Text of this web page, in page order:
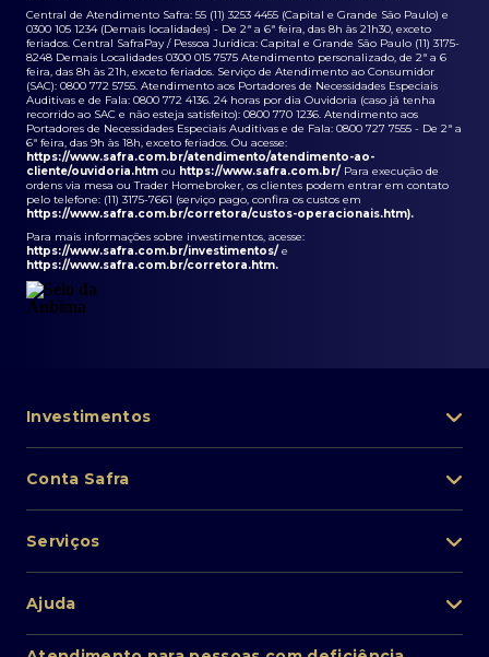
Central de Atendimento Safra: 55 (11) 3253 4455 (Capital e Grande São Paulo) e
0300 105 1234 (Demais localidades) - De 2ª a 6ª feira, das 8h às 21h30, exceto
feriados. Central SafraPay / Pessoa Jurídica: Capital e Grande São Paulo (11) 3175-
8248 Demais Localidades 0300 015 7575 Atendimento personalizado, de 2ª a 6
feira, das 8h às 21h, exceto feriados. Serviço de Atendimento ao Consumidor
(SAC): 0800 772 5755. Atendimento aos Portadores de Necessidades Especiais
Auditivas e de Fala: 0800 772 4136. 24 horas por dia Ouvidoria (caso já tenha
recorrido ao SAC e não esteja satisfeito): 0800 770 1236. Atendimento aos
Portadores de Necessidades Especiais Auditivas e de Fala: 0800 727 7555 - De 2ª a
6ª feira, das 9h às 18h, exceto feriados. Ou acesse:
https://www.safra.com.br/atendimento/atendimento-ao-
cliente/ouvidoria.htm ou https://www.safra.com.br/ Para execução de
ordens via mesa ou Trader Homebroker, os clientes podem entrar em contato
pelo telefone: (11) 3175-7661 (serviço pago, confira os custos em
https://www.safra.com.br/corretora/custos-operacionais.htm).
Para mais informações sobre investimentos, acesse:
https://www.safra.com.br/investimentos/ e
https://www.safra.com.br/corretora.htm.
Investimentos
Lista de fundos de investimento
Private Banking
Renda fixa
Conta Safra
Pessoa Física
Cartões
Empréstimos e financiamentos
Serviços
Perda/roubo de celular
Ajuda
Atendimento ao cliente